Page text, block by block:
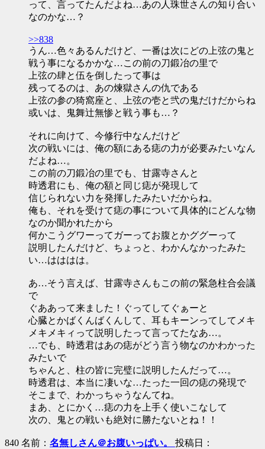
って、言ってたんだよね…あの人珠世さんの知り合い
なのかな…？
>>838
うん…色々あるんだけど、一番は次にどの上弦の鬼と
戦う事になるかかな…この前の刀鍛冶の里で
上弦の肆と伍を倒したって事は
残ってるのは、あの煉獄さんの仇である
上弦の参の猗窩座と、上弦の壱と弐の鬼だけだからね
或いは、鬼舞辻無惨と戦う事も…？
それに向けて、今修行中なんだけど
次の戦いには、俺の額にある痣の力が必要みたいなん
だよね…。
この前の刀鍛冶の里でも、甘露寺さんと
時透君にも、俺の額と同じ痣が発現して
信じられない力を発揮したみたいだからね。
俺も、それを受けて痣の事について具体的にどんな物
なのか聞かれたから
何かこうグワーってガーってお腹とかググーって
説明したんだけど、ちょっと、わかんなかったみた
い…はははは。
あ…そう言えば、甘露寺さんもこの前の緊急柱合会議
で
ぐああって来ました！ぐってしてぐぁーと
心臓とかばくんばくんして、耳もキーンってしてメキ
メキメキィって説明したって言ってたなあ…。
…でも、時透君はあの痣がどう言う物なのかわかった
みたいで
ちゃんと、柱の皆に完璧に説明したんだって…。
時透君は、本当に凄いな…たった一回の痣の発現で
そこまで、わかっちゃうなんてね。
まあ、とにかく…痣の力を上手く使いこなして
次の、鬼との戦いも絶対に勝たないとね！！
840 名前： 名無しさん＠お腹いっぱい。 投稿日：